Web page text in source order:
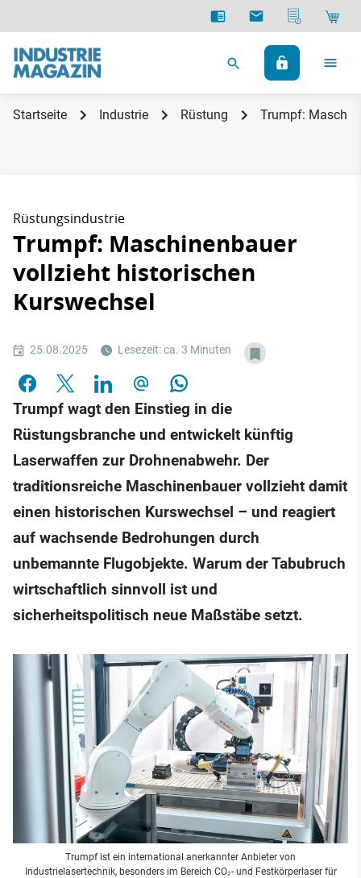
Startseite Industrie Rüstung Trumpf:
Rüstungsindustrie
Trumpf: Maschinenbauer
vollzieht historischen
Kurswechsel
25.08.2025 Lesezeit: ca. 3 Minuten
Trumpf wagt den Einstieg in die
Rüstungsbranche und entwickelt künftig
Laserwaffen zur Drohnenabwehr. Der
traditionsreiche Maschinenbauer vollzieht damit
einen historischen Kurswechsel – und reagiert
auf wachsende Bedrohungen durch
unbemannte Flugobjekte. Warum der Tabubruch
wirtschaftlich sinnvoll ist und
sicherheitspolitisch neue Maßstäbe setzt.
Trumpf ist ein international anerkannter Anbieter von
Industrielasertechnik, besonders im Bereich CO₂- und Festkörperlaser für